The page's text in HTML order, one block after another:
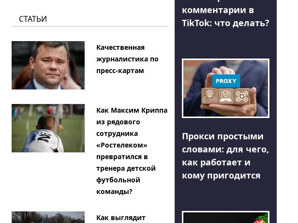
СТАТЬИ
Качественная
журналистика по
пресс-картам
Как Максим Криппа
из рядового
сотрудника
«Ростелеком»
превратился в
тренера детской
футбольной
команды?
Как выглядит
комментарии в
TikTok: что делать?
Прокси простыми
словами: для чего,
как работает и
кому пригодится